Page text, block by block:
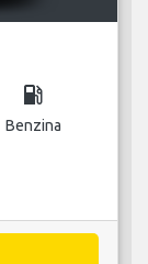
local_gas_station
Benzina